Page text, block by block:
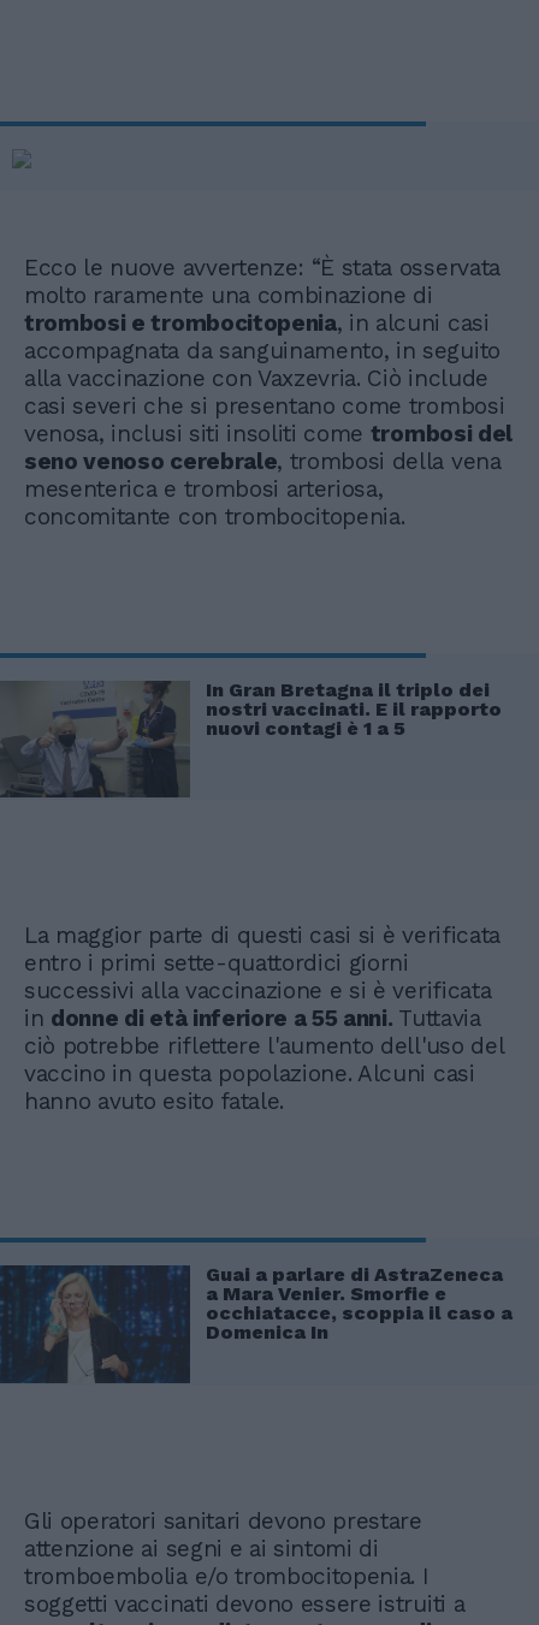
Ecco le nuove avvertenze: “È stata osservata
molto raramente una combinazione di
trombosi e trombocitopenia, in alcuni casi
accompagnata da sanguinamento, in seguito
alla vaccinazione con Vaxzevria. Ciò include
casi severi che si presentano come trombosi
venosa, inclusi siti insoliti come trombosi del
seno venoso cerebrale, trombosi della vena
mesenterica e trombosi arteriosa,
concomitante con trombocitopenia.
In Gran Bretagna il triplo dei
nostri vaccinati. E il rapporto
nuovi contagi è 1 a 5
La maggior parte di questi casi si è verificata
entro i primi sette-quattordici giorni
successivi alla vaccinazione e si è verificata
in donne di età inferiore a 55 anni. Tuttavia
ciò potrebbe riflettere l'aumento dell'uso del
vaccino in questa popolazione. Alcuni casi
hanno avuto esito fatale.
Guai a parlare di AstraZeneca
a Mara Venier. Smorfie e
occhiatacce, scoppia il caso a
Domenica In
Gli operatori sanitari devono prestare
attenzione ai segni e ai sintomi di
tromboembolia e/o trombocitopenia. I
soggetti vaccinati devono essere istruiti a